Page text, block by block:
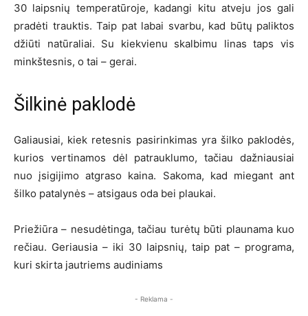
30 laipsnių temperatūroje, kadangi kitu atveju jos gali
pradėti trauktis. Taip pat labai svarbu, kad būtų paliktos
džiūti natūraliai. Su kiekvienu skalbimu linas taps vis
minkštesnis, o tai – gerai.
Šilkinė paklodė
Galiausiai, kiek retesnis pasirinkimas yra šilko paklodės,
kurios vertinamos dėl patrauklumo, tačiau dažniausiai
nuo įsigijimo atgraso kaina. Sakoma, kad miegant ant
šilko patalynės – atsigaus oda bei plaukai.
Priežiūra – nesudėtinga, tačiau turėtų būti plaunama kuo
rečiau. Geriausia – iki 30 laipsnių, taip pat – programa,
kuri skirta jautriems audiniams
- Reklama -